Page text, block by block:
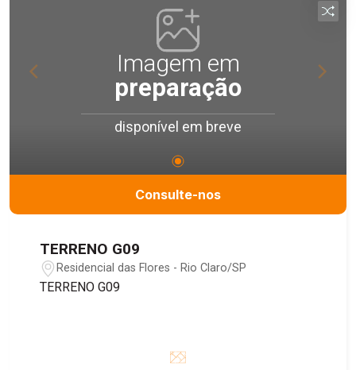
Imagem em
preparação
disponível em breve
Consulte-nos
TERRENO G09
Residencial das Flores - Rio Claro/SP
TERRENO G09